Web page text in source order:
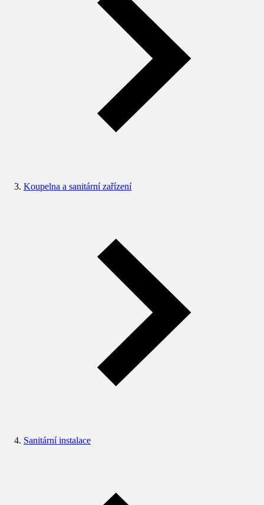
Koupelna a sanitární zařízení
Sanitární instalace